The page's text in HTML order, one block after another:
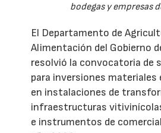
bodegas y empresas
El Departamento de
Alimentación del Gobierno
resolvió la convocatoria de
para inversiones materiales
en instalaciones de
infraestructuras
e instrumentos de